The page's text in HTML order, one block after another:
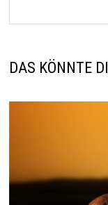
DAS KÖNNTE